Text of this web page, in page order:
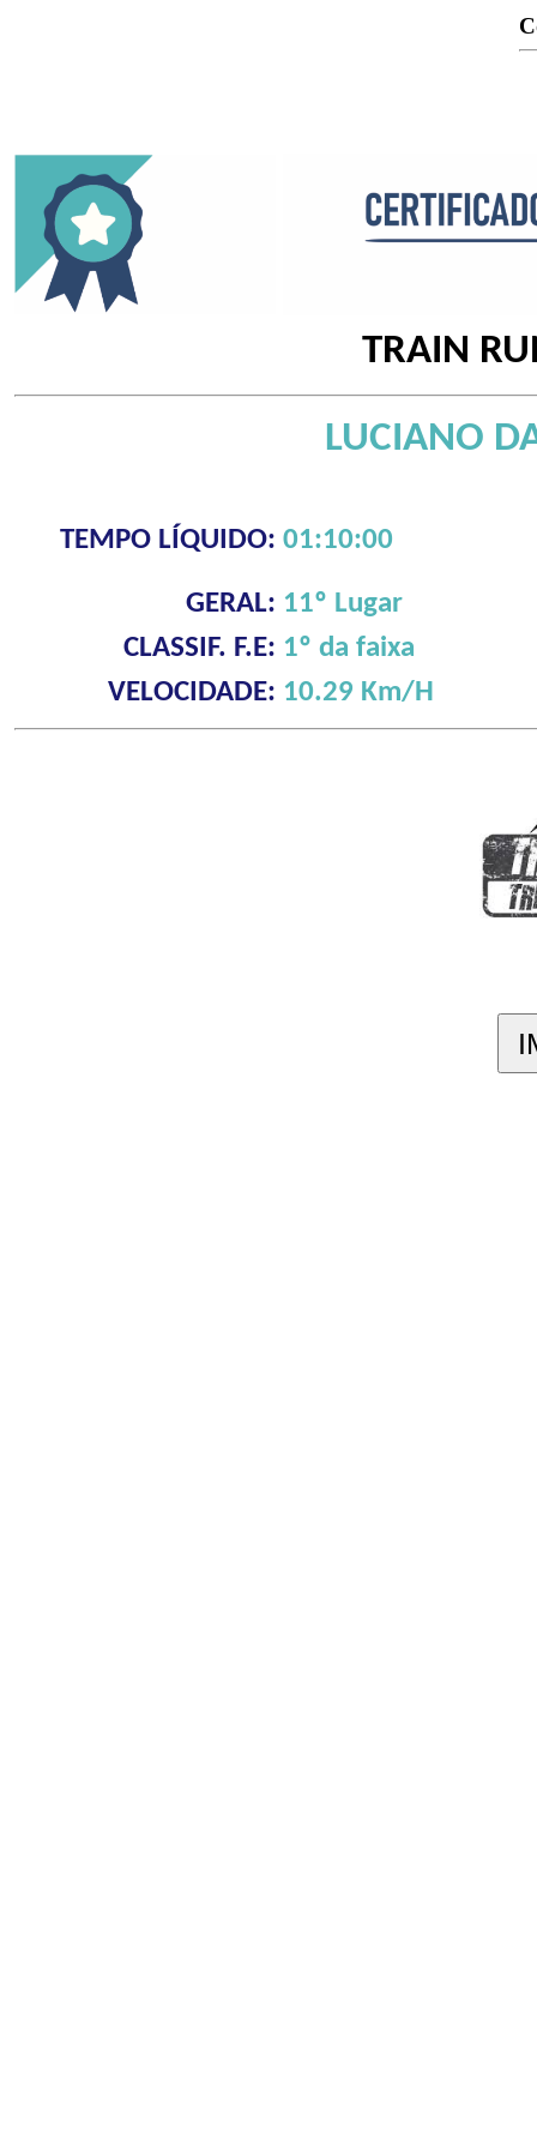
TRAIN
LUCIANO
TEMPO LÍQUIDO: 01:10:00
GERAL: 11º Lugar
CLASSIF. F.E: 1º da faixa
VELOCIDADE: 10.29 Km/H